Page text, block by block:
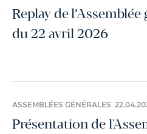
Replay de
du 22 avril 2026
ASSEMBLÉES GÉNÉRALES
Présentation de